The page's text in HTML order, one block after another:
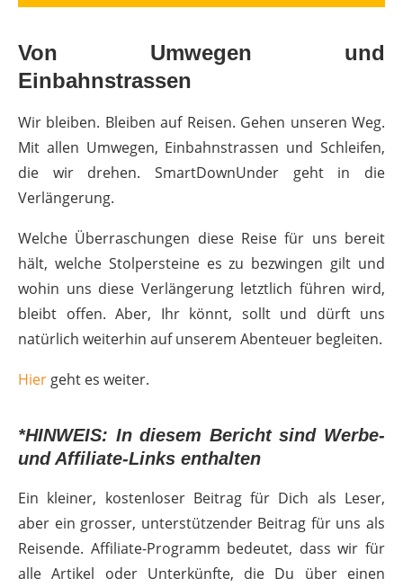
Von Umwegen und
Einbahnstrassen
Wir bleiben. Bleiben auf Reisen. Gehen unseren Weg.
Mit allen Umwegen, Einbahnstrassen und Schleifen,
die wir drehen. SmartDownUnder geht in die
Verlängerung.
Welche Überraschungen diese Reise für uns bereit
hält, welche Stolpersteine es zu bezwingen gilt und
wohin uns diese Verlängerung letztlich führen wird,
bleibt offen. Aber, Ihr könnt, sollt und dürft uns
natürlich weiterhin auf unserem Abenteuer begleiten.
Hier geht es weiter.
*HINWEIS: In diesem Bericht sind Werbe-
und Affiliate-Links enthalten
Ein kleiner, kostenloser Beitrag für Dich als Leser,
aber ein grosser, unterstützender Beitrag für uns als
Reisende. Affiliate-Programm bedeutet, dass wir für
alle Artikel oder Unterkünfte, die Du über einen